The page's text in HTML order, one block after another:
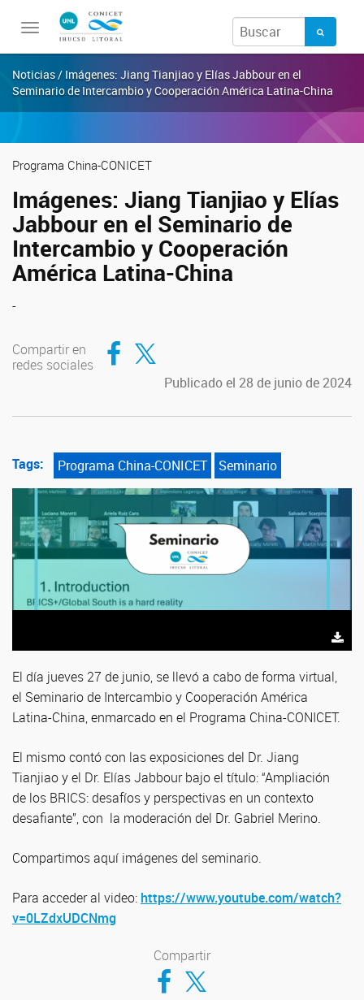
Toggle
Noticias / Imágenes: Jiang Tianjiao y Elías Jabbour en el
Seminario de Intercambio y Cooperación América Latina-China
Programa China-CONICET
Imágenes: Jiang Tianjiao y Elías
Jabbour en el Seminario de
Intercambio y Cooperación
América Latina-China
-
Compartir en
redes sociales
Compartir en Facebook
Compartir en Twitter
Publicado el 28 de junio de 2024
Tags: Programa China-CONICET Seminario
El día jueves 27 de junio, se llevó a cabo de forma virtual,
el Seminario de Intercambio y Cooperación América
Latina-China, enmarcado en el Programa China-CONICET.
El mismo contó con las exposiciones del Dr. Jiang
Tianjiao y el Dr. Elías Jabbour bajo el título: “Ampliación
de los BRICS: desafíos y perspectivas en un contexto
desafiante”, con la moderación del Dr. Gabriel Merino.
Compartimos aquí imágenes del seminario.
Para acceder al video: https://www.youtube.com/watch?
v=0LZdxUDCNmg
Compartir
Compartir en Facebook
Compartir en Twitter